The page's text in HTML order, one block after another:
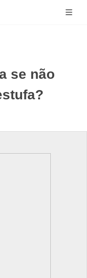
se não